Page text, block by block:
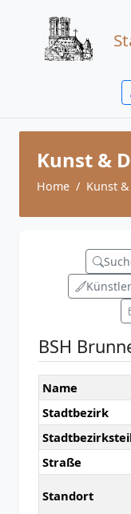
Kunst &
Home Kunst
BSH
Name
Stadtbezirk
Straße
Standort